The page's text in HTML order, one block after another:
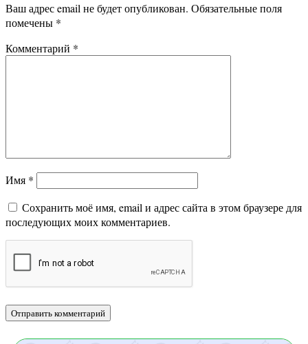
Ваш адрес email не будет опубликован. Обязательные поля
помечены *
Комментарий *
Имя *
Сохранить моё имя, email и адрес сайта в этом браузере для
последующих моих комментариев.